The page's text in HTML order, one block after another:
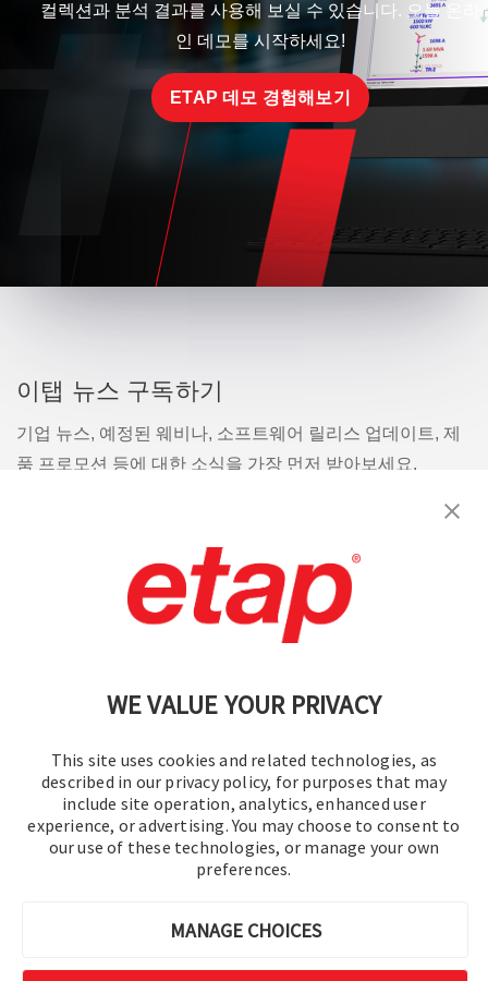
WE VALUE YOUR PRIVACY
This site uses cookies and related technologies, as
described in our privacy policy, for purposes that may
include site operation, analytics, enhanced user
experience, or advertising. You may choose to consent to
our use of these technologies, or manage your own
preferences.
MANAGE CHOICES
컬렉션과 분석 결과를 사용해 보실 수 있습니다. 오늘 온라
인 데모를 시작하세요!
ETAP 데모 경험해보기
이탭 뉴스 구독하기
기업 뉴스, 예정된 웨비나, 소프트웨어 릴리스 업데이트, 제
품 프로모션 등에 대한 소식을 가장 먼저 받아보세요.
이용 약관 | 개인정보처리방침
© 2016-2026 오퍼레이션 테크놀로지, Inc.
판권 소유.